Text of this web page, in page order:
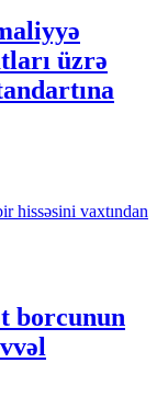
üzrə
borcunun